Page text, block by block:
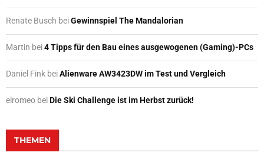
Renate Busch beiGewinnspiel The Mandalorian
Martin bei4 Tipps für den Bau eines ausgewogenen (Gaming)-PCs
Daniel Fink beiAlienware AW3423DW im Test und Vergleich
elromeo beiDie Ski Challenge ist im Herbst zurück!
THEMEN